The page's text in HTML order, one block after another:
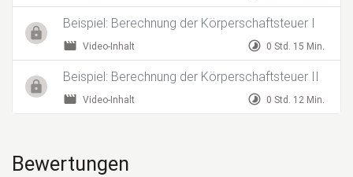
Beispiel: Berechnung der Körperschaftsteuer I
movie Video-Inhalt timelapse 0 Std. 15 Min.
Beispiel: Berechnung der Körperschaftsteuer II
movie Video-Inhalt timelapse 0 Std. 12 Min.
Bewertungen